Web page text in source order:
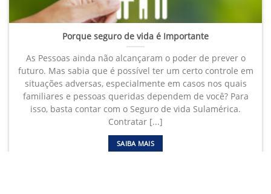
Porque seguro de vida é Importante
As Pessoas ainda não alcançaram o poder de prever o
futuro. Mas sabia que é possível ter um certo controle em
situações adversas, especialmente em casos nos quais
familiares e pessoas queridas dependem de você? Para
isso, basta contar com o Seguro de vida Sulamérica.
Contratar [...]
SAIBA MAIS